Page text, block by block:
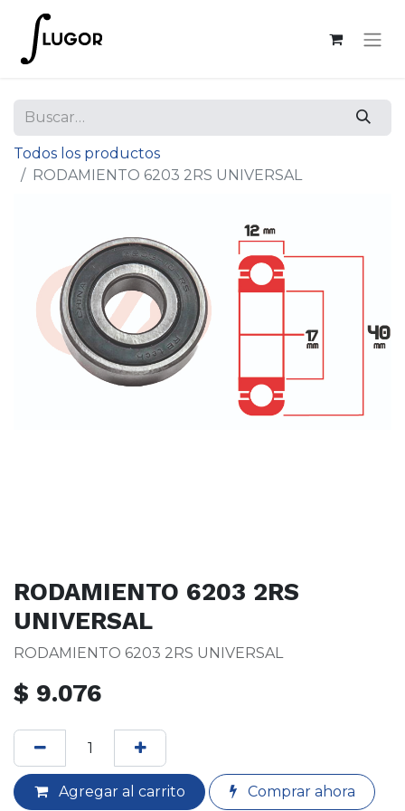
Todos los productos
RODAMIENTO 6203 2RS UNIVERSAL
RODAMIENTO 6203 2RS
UNIVERSAL
RODAMIENTO 6203 2RS UNIVERSAL
$ 9.076
Agregar al carrito Comprar ahora